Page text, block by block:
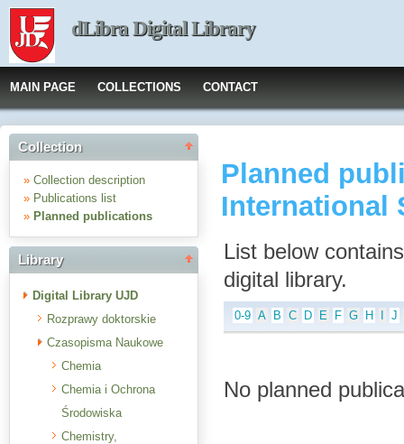
dLibra Digital Library
MAIN PAGE COLLECTIONS CONTACT
Collection
» Collection description
» Publications list
» Planned publications
Library
Digital Library UJD
Rozprawy doktorskie
Czasopisma Naukowe
Chemia
Chemia i Ochrona
Środowiska
Chemistry,
Planned
International
List below
digital library.
0-9 A B C D E F G H J
No planned